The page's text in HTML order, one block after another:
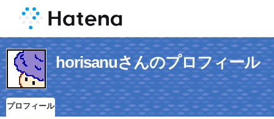
horisanuさんのプロフィール
プロフィール